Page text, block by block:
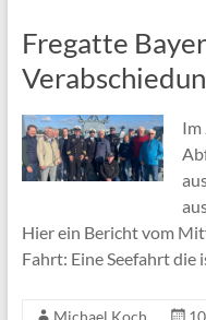
Fregatte
Im
Hier ein Bericht vom
Fahrt: Eine Seefahrt die
Michael Koch